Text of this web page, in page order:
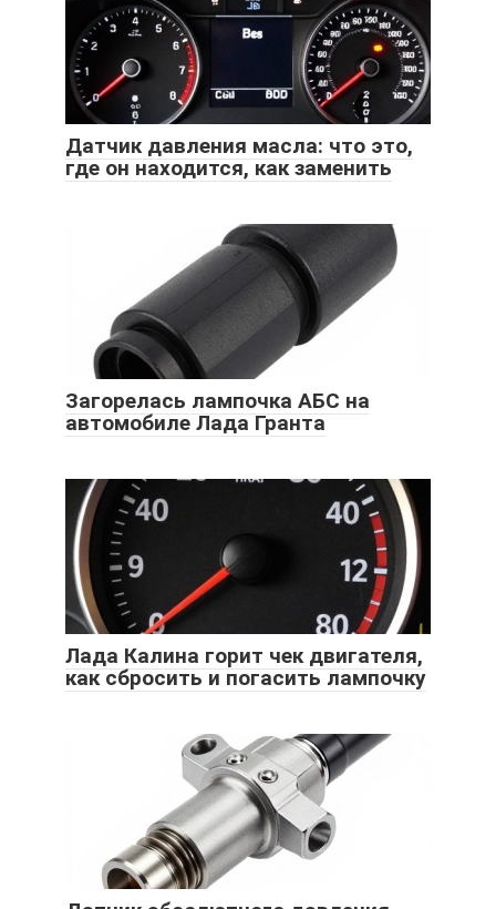
Датчик давления масла: что это,
где он находится, как заменить
Загорелась лампочка АБС на
автомобиле Лада Гранта
Лада Калина горит чек двигателя,
как сбросить и погасить лампочку